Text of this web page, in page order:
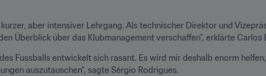
aber intensiver Lehrgang. Als technischer Direktor und
Überblick über das Klubmanagement verschaffen", erklärte Carlos
Fussballs entwickelt sich rasant. Es wird mir deshalb enorm
auszutauschen", sagte Sérgio Rodrigues.